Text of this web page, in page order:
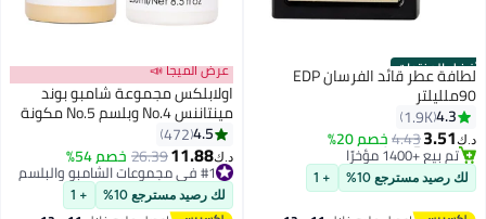
أفضل المنتجات لطافة عطر قائد الفرسان EDP
90ملليلتر
4.3
1.9K
د.ك‏3.51
4.43خصم 20%
#11 في عطر
تم بيع +1400 مؤخرًا
#11 في عطر
لك رصيد مسترجع 10% + 1
عرض الميجا 📣
اولابلكس مجموعة شامبو بوند
مينتاننس No.4 وبلسم No.5 مكونة
من قطعتين أبيض 250x2ملليلتر
4.5
472
د.ك‏11.88
26.39خصم 54% #1 في مجموعات الشامبو والبلسم
أقل سعر في السنة
تم بيع +370 مؤخرًا
#1 في مجموعات الشامبو والبلسم
لك رصيد مسترجع 10% + 1